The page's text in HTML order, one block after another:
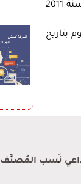
2003 بشأن تحديد المنشآت الحيوية والإستراتيجية التي يحظر فيها الإضراب عن العمل، وأخيراً المرسوم بقانون رقم 34 لسنة 2011
بتاريخ
نَسب المُصنَّف 4.0